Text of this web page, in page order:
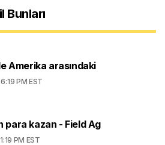
Bunları
Amerika arasındaki
PM EST
para kazan - Field Ag
PM EST